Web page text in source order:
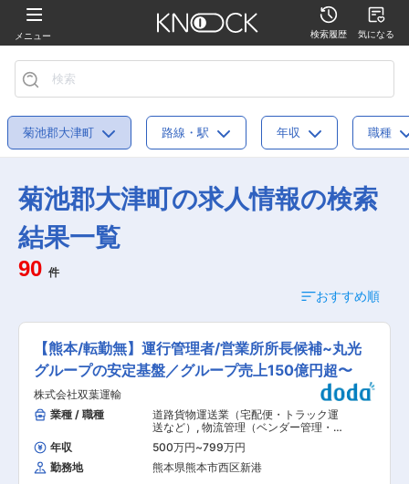
メニュー 検索履歴 気になる
菊池郡大津町 路線・駅 年収 職種
菊池郡大津町の求人情報の検索
結果一覧
90 件
おすすめ順
【熊本/転勤無】運行管理者/営業所所長候補~丸光
グループの安定基盤／グループ売上150億円超〜
株式会社双葉運輸
業種 / 職種
道路貨物運送業（宅配便・トラック運
送など） , 物流管理（ベンダー管理・配
送管理・受発注管理など） 道路旅客・
貨物運送
年収 500万円~799万円
勤務地
熊本県熊本市西区新港